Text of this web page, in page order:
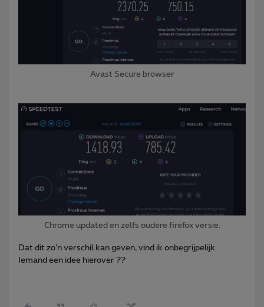
Avast Secure browser
Chrome updated en zelfs oudere firefox versie.
Dat dit zo’n verschil kan geven, vind ik onbegrijpelijk.
Iemand een idee hierover ??